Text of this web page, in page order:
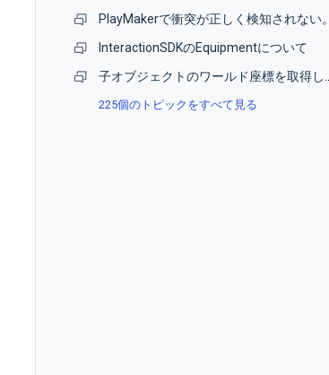
PlayMakerで衝突が正しく検知されない。
InteractionSDKのEquipmentについて
225個のトピックをすべて見る